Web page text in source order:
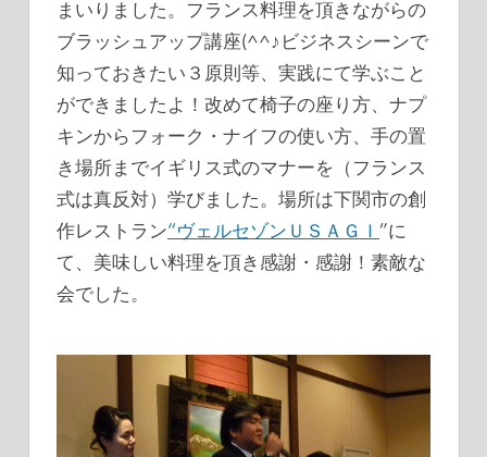
まいりました。フランス料理を頂きながらの
ブラッシュアップ講座(^^♪ビジネスシーンで
知っておきたい３原則等、実践にて学ぶこと
ができましたよ！改めて椅子の座り方、ナプ
キンからフォーク・ナイフの使い方、手の置
き場所までイギリス式のマナーを（フランス
式は真反対）学びました。場所は下関市の創
作レストラン“ヴェルセゾンＵＳＡＧＩ ”に
て、美味しい料理を頂き感謝・感謝！素敵な
会でした。